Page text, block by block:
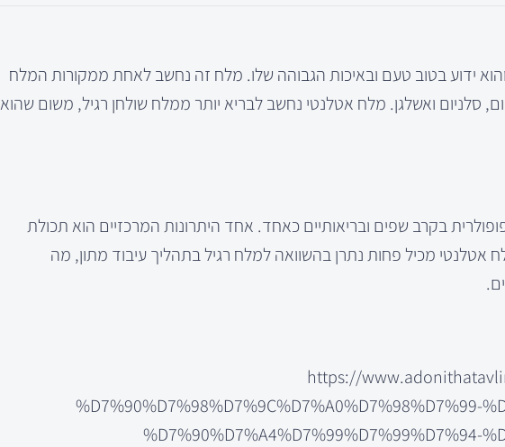
ידוע בטוב טעם ובאיכות הגבוהה שלו. מלח זה נחשב לאחת ממקורות המלח
סלניום ואשלגן. מלח אטלנטי נחשב לבריא יותר ממלח שולחן רגיל, משום שהוא
בקרב שפים ובריאותיים כאחד. אחד היתרונות המרכזיים הוא תכולת
מכיל פחות נתרן בהשוואה למלח רגיל בתהליך עיבוד מתון, מה
https://
%D7%90%D7%98%D7%9C%D7%A0%D7%98%D7%99-
%D7%90%D7%A4%D7%99%D7%99%D7%94-